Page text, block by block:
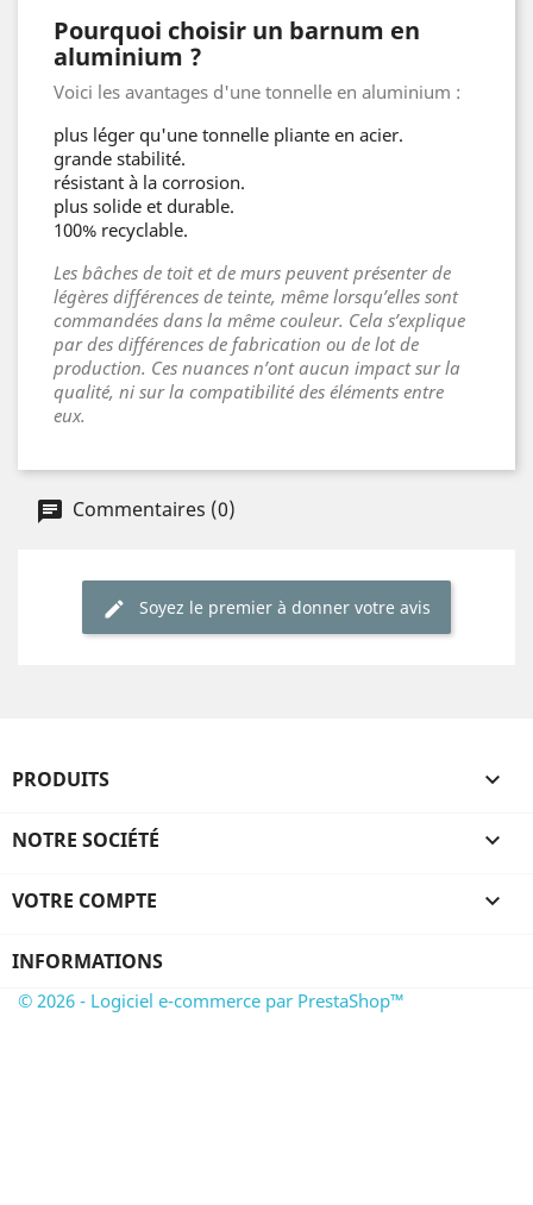
Pourquoi choisir un barnum en
aluminium ?
Voici les avantages d'une tonnelle en aluminium :
plus léger qu'une tonnelle pliante en acier.
grande stabilité.
résistant à la corrosion.
plus solide et durable.
100% recyclable.
Les bâches de toit et de murs peuvent présenter de
légères différences de teinte, même lorsqu’elles sont
commandées dans la même couleur. Cela s’explique
par des différences de fabrication ou de lot de
production. Ces nuances n’ont aucun impact sur la
qualité, ni sur la compatibilité des éléments entre
eux.
Commentaires (0)
Soyez le premier à donner votre avis
PRODUITS 
NOTRE SOCIÉTÉ 
VOTRE COMPTE 
INFORMATIONS
© 2026 - Logiciel e-commerce par PrestaShop™